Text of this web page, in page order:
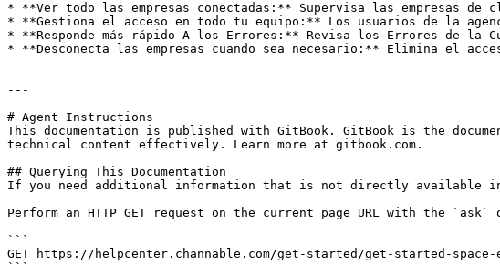
* **Ver todo las empresas conectadas:** Supervisa las empresas
* **Gestiona el acceso en todo tu equipo:** Los usuarios de la
* **Responde más rápido A los Errores:** Revisa los Errores de la
* **Desconecta las empresas cuando sea necesario:** Elimina el
---
# Agent Instructions
This documentation is published with GitBook. GitBook is the
technical content effectively. Learn more at gitbook.com.
## Querying This Documentation
If you need additional information that is not directly available in
Perform an HTTP GET request on the current page URL with the
```
GET https://helpcenter.channable.com/get-started/get-started-space-
```